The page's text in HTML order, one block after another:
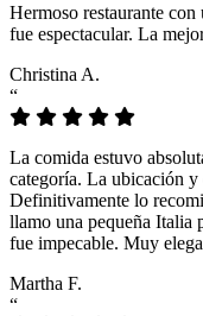
Hermoso restaurante
fue espectacular. La
Christina A.
“
La comida estuvo
categoría. La ubicación y
Definitivamente lo
llamo una pequeña Italia
fue impecable. Muy
Martha F.
“